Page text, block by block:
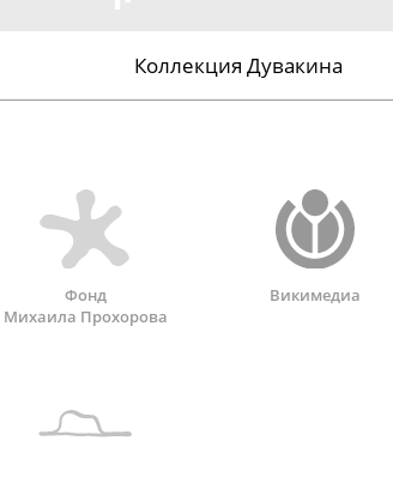
Коллекция Дувакина
Фонд
Михаила Прохорова
Викимедиа